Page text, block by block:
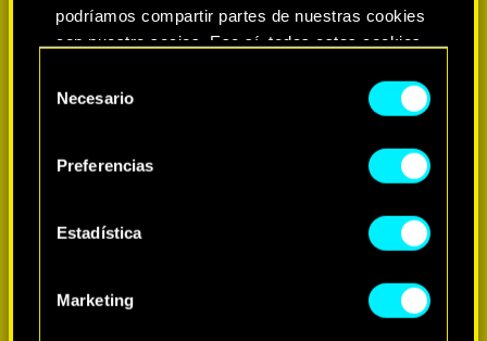
podríamos compartir partes de nuestras cookies
con nuestro socios. Eso sí, todas estas cookies
Encontrarás todos los detalles sobre nuestro uso
preferencias al respecto en el menú «Ajustes» de
Necesario
Preferencias
Estadística
Marketing